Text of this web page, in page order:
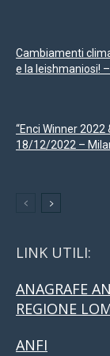
Cambiamenti
e la leishmaniosi! –...
“Enci Winner
18/12/2022 –
LINK UTILI:
ANAGRAFE
REGIONE
ANFI